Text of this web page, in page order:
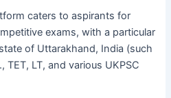
caters to aspirants for
exams, with a particular
of Uttarakhand, India (such
TET, LT, and various UKPSC